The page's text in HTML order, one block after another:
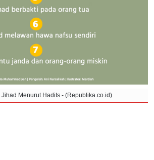
Jihad Menurut Hadits - (Republika.co.id)